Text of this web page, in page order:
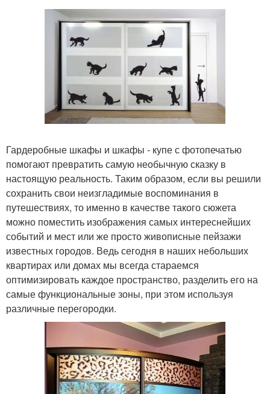
Гардеробные шкафы и шкафы - купе с фотопечатью
помогают превратить самую необычную сказку в
настоящую реальность. Таким образом, если вы решили
сохранить свои неизгладимые воспоминания в
путешествиях, то именно в качестве такого сюжета
можно поместить изображения самых интереснейших
событий и мест или же просто живописные пейзажи
известных городов. Ведь сегодня в наших небольших
квартирах или домах мы всегда стараемся
оптимизировать каждое пространство, разделить его на
самые функциональные зоны, при этом используя
различные перегородки.